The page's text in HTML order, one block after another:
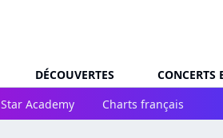
DÉCOUVERTES CONCERTS
Star Academy Charts français